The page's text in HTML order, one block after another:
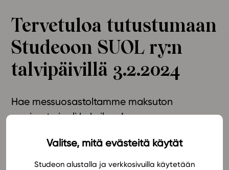
Valitse, mitä evästeitä käytät
Studeon alustalla ja verkkosivuilla käytetään
Ominaisuudet
Tapahtumakalenteri
Webinaari­tallenteet
Yhteisö
Suosittelut
Ohjevideot
Oppikirjailijat
Tietoa meistä
Eettiset periaatteet tekoälyn käyttöön
Tervetuloa tutustumaan
Studeoon SUOL ry:n
talvipäivillä 3.2.2024
Hae messuosastoltamme maksuton
oppimateriaali kokeiluun!
Suomen uskonnonopettajain liitto ry järjestää